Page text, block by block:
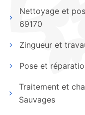
Nettoyage et
69170
Zingueur et
Pose et
Traitement et
Sauvages